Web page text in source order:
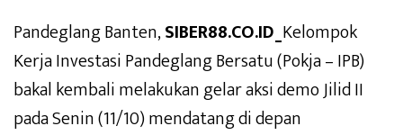
Pandeglang Banten,SIBER88.CO.ID_ Kelompok
Kerja Investasi Pandeglang Bersatu (Pokja – IPB)
bakal kembali melakukan gelar aksi demo Jilid II
pada Senin (11/10) mendatang di depan